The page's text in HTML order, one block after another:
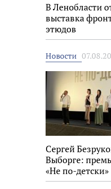
В Ленобласти
выставка
этюдов
Новости
Сергей
Выборге:
«Не по-детски»